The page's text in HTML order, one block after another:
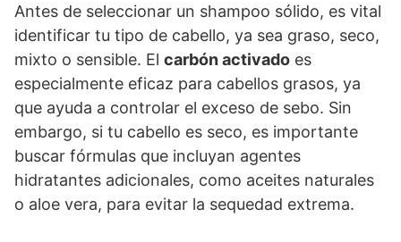
Antes de seleccionar un shampoo sólido, es vital
identificar tu tipo de cabello, ya sea graso, seco,
mixto o sensible. El carbón activado es
especialmente eficaz para cabellos grasos, ya
que ayuda a controlar el exceso de sebo. Sin
embargo, si tu cabello es seco, es importante
buscar fórmulas que incluyan agentes
hidratantes adicionales, como aceites naturales
o aloe vera, para evitar la sequedad extrema.